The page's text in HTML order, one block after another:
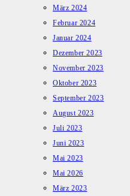
März 2024
Februar 2024
Januar 2024
Dezember 2023
November 2023
Oktober 2023
September 2023
August 2023
Juli 2023
Juni 2023
Mai 2023
Mai 2026
März 2023